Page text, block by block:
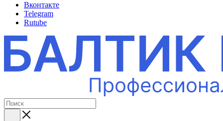
Вконтакте
Telegram
Rutube